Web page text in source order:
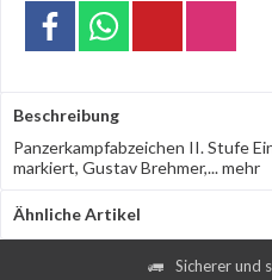
Beschreibung
Panzerkampfabzeichen II. Stufe
markiert, Gustav Brehmer,...mehr
Ähnliche Artikel
Sicherer und